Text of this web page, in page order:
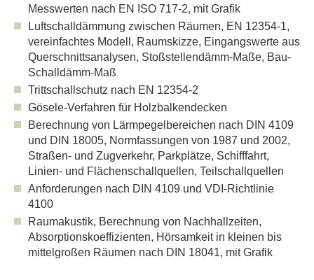
Messwerten nach EN ISO 717-2, mit Grafik
Luftschalldämmung zwischen Räumen, EN 12354-1,
vereinfachtes Modell, Raumskizze, Eingangswerte aus
Querschnittsanalysen, Stoßstellendämm-Maße, Bau-
Schalldämm-Maß
Trittschallschutz nach EN 12354-2
Gösele-Verfahren für Holzbalkendecken
Berechnung von Lärmpegelbereichen nach DIN 4109
und DIN 18005, Normfassungen von 1987 und 2002,
Straßen- und Zugverkehr, Parkplätze, Schifffahrt,
Linien- und Flächenschallquellen, Teilschallquellen
Anforderungen nach DIN 4109 und VDI-Richtlinie
4100
Raumakustik, Berechnung von Nachhallzeiten,
Absorptionskoeffizienten, Hörsamkeit in kleinen bis
mittelgroßen Räumen nach DIN 18041, mit Grafik